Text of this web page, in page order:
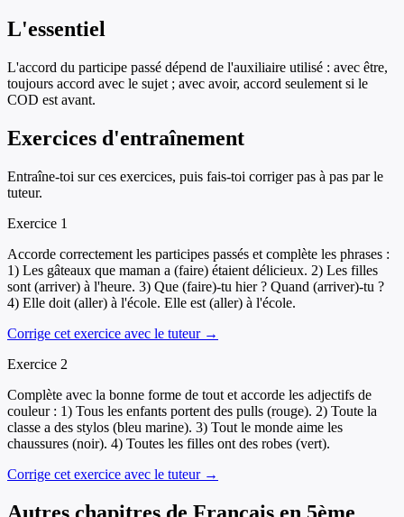
L'essentiel
L'accord du participe passé dépend de l'auxiliaire utilisé : avec être,
toujours accord avec le sujet ; avec avoir, accord seulement si le
COD est avant.
Exercices d'entraînement
Entraîne-toi sur ces exercices, puis fais-toi corriger pas à pas par le
tuteur.
Exercice 1
Accorde correctement les participes passés et complète les phrases :
1) Les gâteaux que maman a (faire) étaient délicieux. 2) Les filles
sont (arriver) à l'heure. 3) Que (faire)-tu hier ? Quand (arriver)-tu ?
4) Elle doit (aller) à l'école. Elle est (aller) à l'école.
Corrige cet exercice avec le tuteur →
Exercice 2
Complète avec la bonne forme de tout et accorde les adjectifs de
couleur : 1) Tous les enfants portent des pulls (rouge). 2) Toute la
classe a des stylos (bleu marine). 3) Tout le monde aime les
chaussures (noir). 4) Toutes les filles ont des robes (vert).
Corrige cet exercice avec le tuteur →
Autres chapitres de Français en 5ème